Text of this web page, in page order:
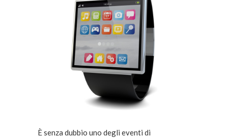
È senza dubbio uno degli eventi di